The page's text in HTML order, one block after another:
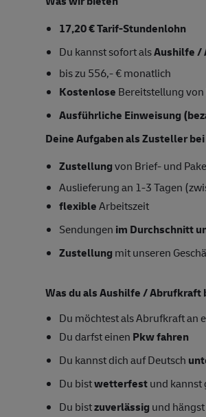
17,20 € Tarif-Stundenlohn
Du kannst sofort alsAushilfe /
bis zu 556,- € monatlich
Kostenlose Bereitstellung von
Ausführliche Einweisung
Deine Aufgaben als Zusteller
Zustellungvon Brief- und
Auslieferung an 1-3 Tagen
flexibleArbeitszeit
Sendungen im Durchschnitt
Zustellung mit unseren
Was du als Aushilfe / Abrufkraft
Du möchtest als Abrufkraft an
Du darfst einen Pkw fahren
Du kannst dich auf Deutsch
Du bistwetterfestund kannst
Du bistzuverlässig und